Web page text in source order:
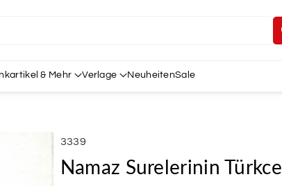
& Mehr Verlage NeuheitenSale
SKU:
3339
Namaz Surelerinin